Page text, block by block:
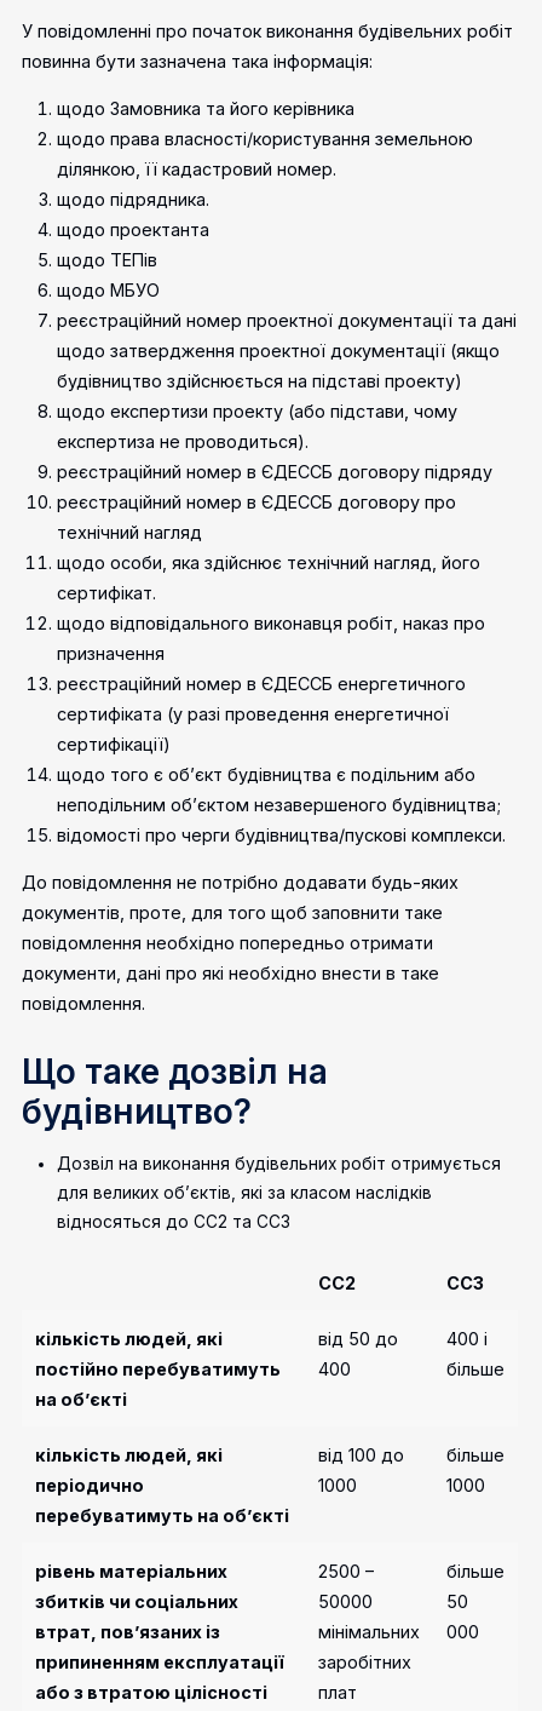
У повідомленні про початок виконання будівельних робіт
повинна бути зазначена така інформація:
щодо Замовника та його керівника
щодо права власності/користування земельною
ділянкою, її кадастровий номер.
щодо підрядника.
щодо проектанта
щодо ТЕПів
щодо МБУО
реєстраційний номер проектної документації та дані
щодо затвердження проектної документації (якщо
будівництво здійснюється на підставі проекту)
щодо експертизи проекту (або підстави, чому
експертиза не проводиться).
реєстраційний номер в ЄДЕССБ договору підряду
реєстраційний номер в ЄДЕССБ договору про
технічний нагляд
щодо особи, яка здійснює технічний нагляд, його
сертифікат.
щодо відповідального виконавця робіт, наказ про
призначення
реєстраційний номер в ЄДЕССБ енергетичного
сертифіката (у разі проведення енергетичної
сертифікації)
щодо того є об’єкт будівництва є подільним або
неподільним об’єктом незавершеного будівництва;
відомості про черги будівництва/пускові комплекси.
До повідомлення не потрібно додавати будь-яких
документів, проте, для того щоб заповнити таке
повідомлення необхідно попередньо отримати
документи, дані про які необхідно внести в таке
повідомлення.
Що таке дозвіл на
будівництво?
Дозвіл на виконання будівельних робіт отримується
для великих об’єктів, які за класом наслідків
відносяться до СС2 та СС3
СС2 СС3
кількість людей, які
постійно перебуватимуть
на об’єкті
від 50 до
400
400 і
більше
кількість людей, які
періодично
перебуватимуть на об’єкті
від 100 до
1000
більше
1000
рівень матеріальних
збитків чи соціальних
втрат, пов’язаних із
припиненням експлуатації
або з втратою цілісності
2500 –
50000
мінімальних
заробітних
плат
більше
50
000